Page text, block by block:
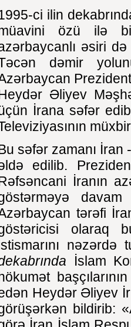
ci ilin
özü ilə
əsiri
dəmir
Əliyev
İrana səfər
səfər zamanı İran
edilib.
İranın
tərəfi
olaraq
İslam
hökumət
Heydər Əliyev
bildirib: